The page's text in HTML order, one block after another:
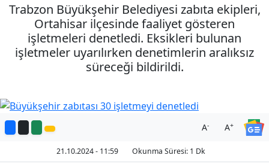
Trabzon Büyükşehir Belediyesi zabıta ekipleri,
Ortahisar ilçesinde faaliyet gösteren
işletmeleri denetledi. Eksikleri bulunan
işletmeler uyarılırken denetimlerin aralıksız
süreceği bildirildi.
A- A+
21.10.2024 - 11:59 Okunma Süresi: 1 Dk